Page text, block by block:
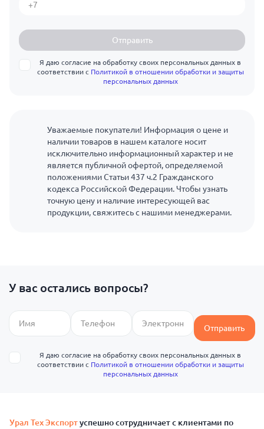
Отправить
Я даю согласие на обработку своих персональных данных в
соответствии с Политикой в отношении обработки и защиты
персональных данных
Уважаемые покупатели! Информация о цене и
наличии товаров в нашем каталоге носит
исключительно информационный характер и не
является публичной офертой, определяемой
положениями Статьи 437 ч.2 Гражданского
кодекса Российской Федерации. Чтобы узнать
точную цену и наличие интересующей вас
продукции, свяжитесь с нашими менеджерами.
У вас остались вопросы?
Отправить
Я даю согласие на обработку своих персональных данных в
соответствии с Политикой в отношении обработки и защиты
персональных данных
Урал Тех Экспортуспешно сотрудничает с клиентами по